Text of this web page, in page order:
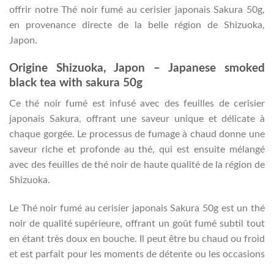
offrir notre Thé noir fumé au cerisier japonais Sakura 50g,
en provenance directe de la belle région de Shizuoka,
Japon.
Origine Shizuoka, Japon – Japanese smoked
black tea with sakura 50g
Ce thé noir fumé est infusé avec des feuilles de cerisier
japonais Sakura, offrant une saveur unique et délicate à
chaque gorgée. Le processus de fumage à chaud donne une
saveur riche et profonde au thé, qui est ensuite mélangé
avec des feuilles de thé noir de haute qualité de la région de
Shizuoka.
Le Thé noir fumé au cerisier japonais Sakura 50g est un thé
noir de qualité supérieure, offrant un goût fumé subtil tout
en étant très doux en bouche. Il peut être bu chaud ou froid
et est parfait pour les moments de détente ou les occasions